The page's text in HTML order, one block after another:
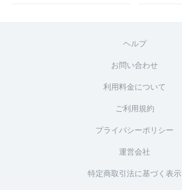
ヘルプ
お問い合わせ
利用料金について
ご利用規約
プライバシーポリシー
運営会社
特定商取引法に基づく表示